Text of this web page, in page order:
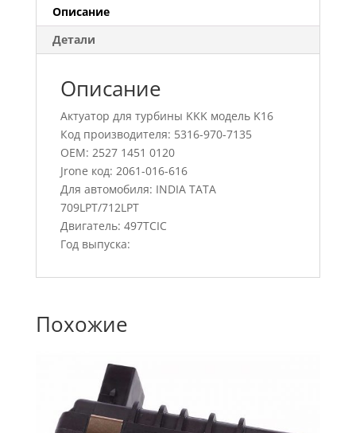
Описание
Детали
Описание
Актуатор для турбины KKK модель K16
Код производителя: 5316-970-7135
OEM: 2527 1451 0120
Jrone код: 2061-016-616
Для автомобиля: INDIA TATA
709LPT/712LPT
Двигатель: 497TCIC
Год выпуска:
Похожие